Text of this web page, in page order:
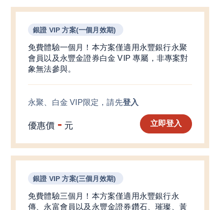
銀證 VIP 方案(一個月效期)
免費體驗一個月！本方案僅適用永豐銀行永聚
會員以及永豐金證券白金 VIP 專屬，非專案對
象無法參與。
永聚、白金 VIP限定 ，請先登入
優惠價 - 元 立即登入
銀證 VIP 方案(三個月效期)
免費體驗三個月！本方案僅適用永豐銀行永
傳、永富會員以及永豐金證券鑽石、璀璨、黃